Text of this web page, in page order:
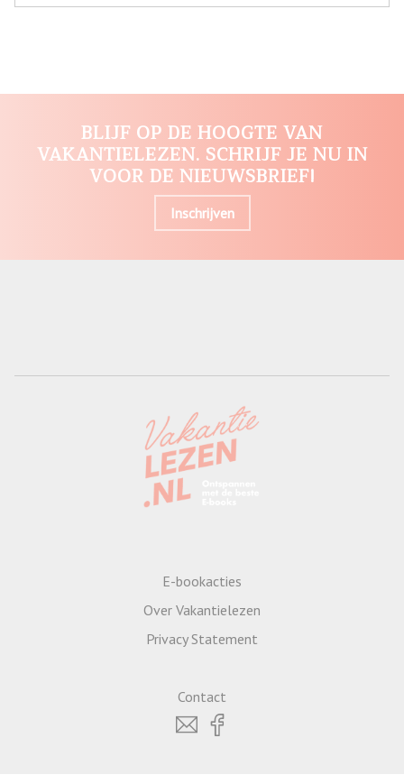
BLIJF OP DE HOOGTE VAN
VAKANTIELEZEN. SCHRIJF JE NU IN
VOOR DE NIEUWSBRIEF!
Inschrijven
E-bookacties
Over Vakantielezen
Privacy Statement
Contact